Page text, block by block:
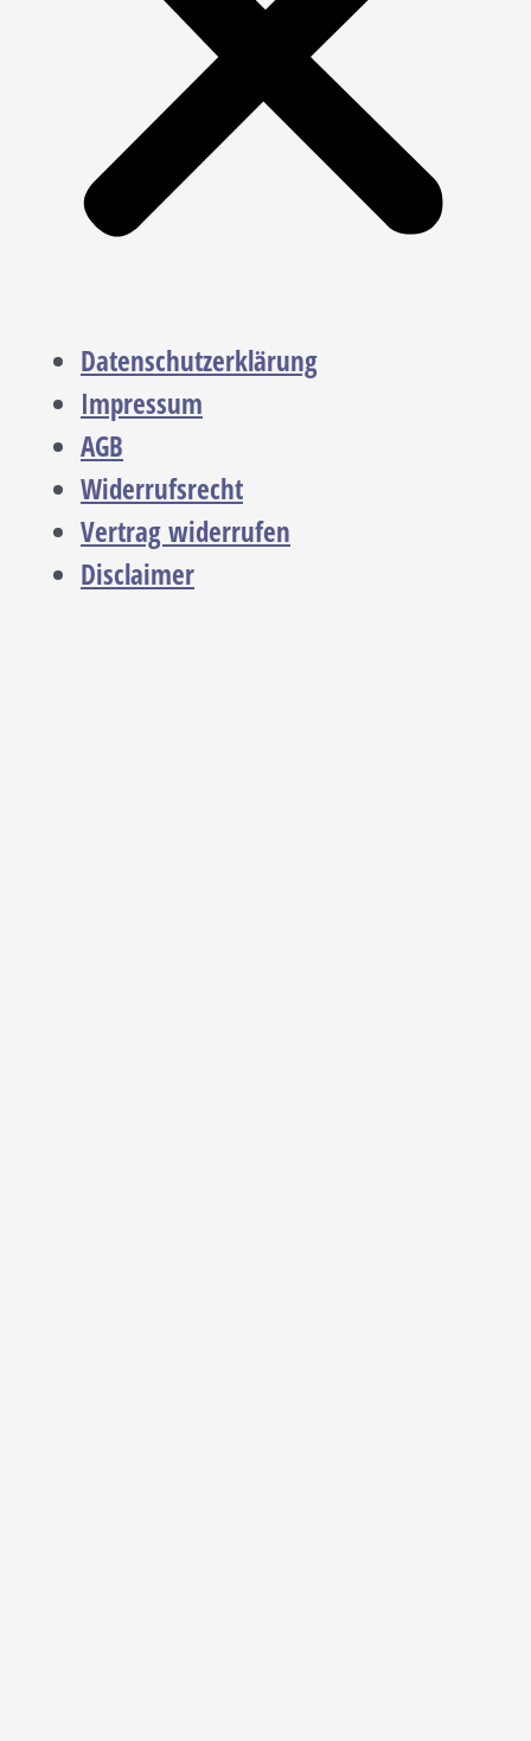
Datenschutzerklärung
Impressum
AGB
Widerrufsrecht
Vertrag widerrufen
Disclaimer